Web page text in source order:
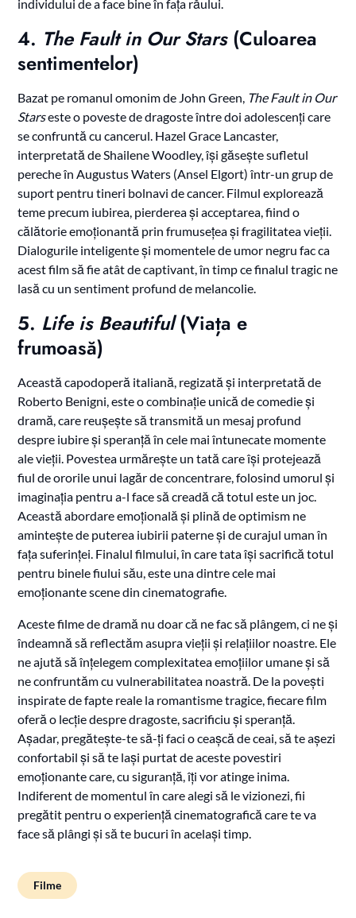
individului de a face bine în fața răului.
4. The Fault in Our Stars(Culoarea
sentimentelor)
Bazat pe romanul omonim de John Green, The Fault in Our
Starseste o poveste de dragoste între doi adolescenți care
se confruntă cu cancerul. Hazel Grace Lancaster,
interpretată de Shailene Woodley, își găsește sufletul
pereche în Augustus Waters (Ansel Elgort) într-un grup de
suport pentru tineri bolnavi de cancer. Filmul explorează
teme precum iubirea, pierderea și acceptarea, fiind o
călătorie emoționantă prin frumusețea și fragilitatea vieții.
Dialogurile inteligente și momentele de umor negru fac ca
acest film să fie atât de captivant, în timp ce finalul tragic ne
lasă cu un sentiment profund de melancolie.
5. Life is Beautiful(Viața e
frumoasă)
Această capodoperă italiană, regizată și interpretată de
Roberto Benigni, este o combinație unică de comedie și
dramă, care reușește să transmită un mesaj profund
despre iubire și speranță în cele mai întunecate momente
ale vieții. Povestea urmărește un tată care își protejează
fiul de ororile unui lagăr de concentrare, folosind umorul și
imaginația pentru a-l face să creadă că totul este un joc.
Această abordare emoțională și plină de optimism ne
amintește de puterea iubirii paterne și de curajul uman în
fața suferinței. Finalul filmului, în care tata își sacrifică totul
pentru binele fiului său, este una dintre cele mai
emoționante scene din cinematografie.
Aceste filme de dramă nu doar că ne fac să plângem, ci ne și
îndeamnă să reflectăm asupra vieții și relațiilor noastre. Ele
ne ajută să înțelegem complexitatea emoțiilor umane și să
ne confruntăm cu vulnerabilitatea noastră. De la povești
inspirate de fapte reale la romantisme tragice, fiecare film
oferă o lecție despre dragoste, sacrificiu și speranță.
Așadar, pregătește-te să-ți faci o ceașcă de ceai, să te așezi
confortabil și să te lași purtat de aceste povestiri
emoționante care, cu siguranță, îți vor atinge inima.
Indiferent de momentul în care alegi să le vizionezi, fii
pregătit pentru o experiență cinematografică care te va
face să plângi și să te bucuri în același timp.
Filme